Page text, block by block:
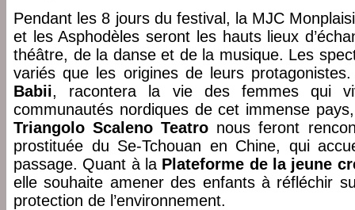
Pendant les 8 jours du festival, la MJC
et les Asphodèles seront les hauts lieux
théâtre, de la danse et de la musique. Les
variés que les origines de leurs
Babii, racontera la vie des femmes qui
communautés nordiques de cet immense
Triangolo Scaleno Teatro nous feront
prostituée du Se-Tchouan en Chine, qui
passage. Quant à la Plateforme de la jeune
elle souhaite amener des enfants à réfléchir
protection de l’environnement.